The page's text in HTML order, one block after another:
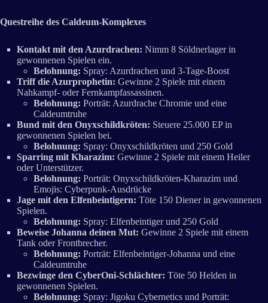
Questreihe des Caldeum-Komplexes
Kontakt mit den Azurdrachen: Nimm 8 Söldnerlager in
gewonnenen Spielen ein.
Belohnung: Spray: Azurdrachen und 3-Tage-Boost
Triff die Azurprophetin: Gewinne 2 Spiele mit einem
Nahkampf- oder Fernkampfassassinen.
Belohnung: Porträt: Azurdrache Chromie und eine
Caldeumtruhe
Bund mit den Onyxschildkröten: Steuere 25.000 EP in
gewonnenen Spielen bei.
Belohnung: Spray: Onyxschildkröten und 250 Gold
Sparring mit Kharazim: Gewinne 2 Spiele mit einem Heiler
oder Unterstützer.
Belohnung: Porträt: Onyxschildkröten-Kharazim und
Emojis: Cyberpunk-Ausdrücke
Jage mit den Elfenbeintigern: Töte 150 Diener in gewonnenen
Spielen.
Belohnung: Spray: Elfenbeintiger und 250 Gold
Beweise Johanna deinen Mut: Gewinne 2 Spiele mit einem
Tank oder Frontbrecher.
Belohnung: Porträt: Elfenbeintiger-Johanna und eine
Caldeumtruhe
Bezwinge den CyberOni-Schlächter: Töte 50 Helden in
gewonnenen Spielen.
Belohnung: Spray: Jigoku Cybernetics und Porträt: